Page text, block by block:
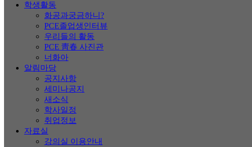
학생활동
화공과궁금하니?
PCE졸업생인터뷰
우리들의 활동
PCE 靑春 사진관
너화아
알림마당
공지사항
세미나공지
새소식
학사일정
취업정보
자료실
강의실 이용안내